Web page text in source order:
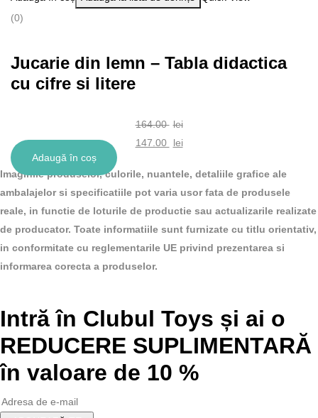
(0)
Jucarie din lemn – Tabla didactica
cu cifre si litere
164.00 lei
Prețul
a
fost:
164.00 lei.
147.00
lei
curent
este:
147.00 lei.
Adaugă în coș
Imaginile produselor, culorile, nuantele, detaliile grafice ale
ambalajelor si specificatiile pot varia usor fata de produsele
reale, in functie de loturile de productie sau actualizarile realizate
de producator. Toate informatiile sunt furnizate cu titlu orientativ,
in conformitate cu reglementarile UE privind prezentarea si
informarea corecta a produselor.
Intră în Clubul Toys și ai o
REDUCERE SUPLIMENTARĂ
în valoare de 10 %